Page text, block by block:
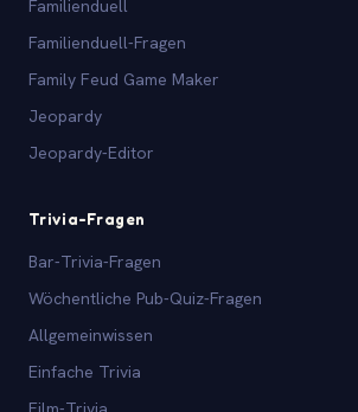
Familienduell
Familienduell-Fragen
Family Feud Game Maker
Jeopardy
Jeopardy-Editor
Trivia-Fragen
Bar-Trivia-Fragen
Wöchentliche Pub-Quiz-Fragen
Allgemeinwissen
Einfache Trivia